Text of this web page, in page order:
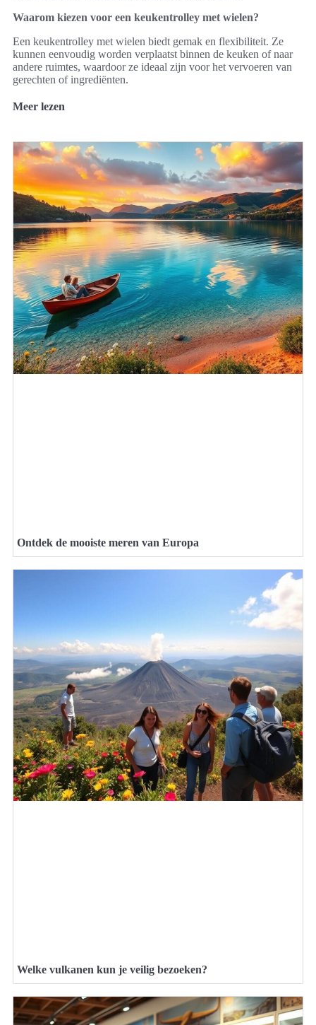
Waarom kiezen voor een keukentrolley met wielen?
Een keukentrolley met wielen biedt gemak en flexibiliteit. Ze
kunnen eenvoudig worden verplaatst binnen de keuken of naar
andere ruimtes, waardoor ze ideaal zijn voor het vervoeren van
gerechten of ingrediënten.
Meer lezen
Ontdek de mooiste meren van Europa
Welke vulkanen kun je veilig bezoeken?